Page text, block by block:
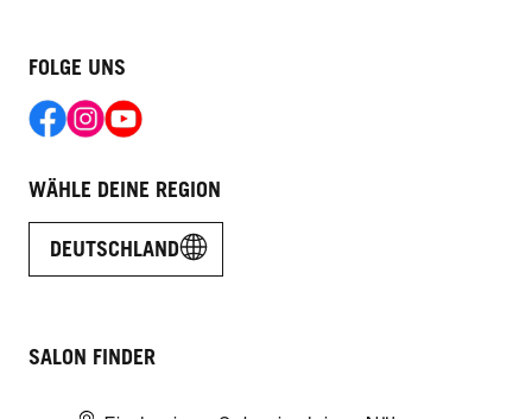
FOLGE UNS
WÄHLE DEINE REGION
DEUTSCHLAND
SALON FINDER